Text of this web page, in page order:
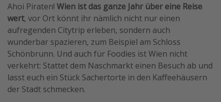
Reise Journal
Familienurlaub in der Türkei
Rundreisen in Thailand
Bahnreisen in der Schweiz
Reisepassfreie Reiseziele
Travel Know How
Ahoi Piraten! Wien ist das ganze Jahr über eine Reise
wert, vor Ort könnt ihr nämlich nicht nur einen
aufregenden Citytrip erleben, sondern auch
wunderbar spazieren, zum Beispiel am Schloss
Schönbrunn. Und auch für Foodies ist Wien nicht
verkehrt: Stattet dem Naschmarkt einen Besuch ab und
lasst euch ein Stück Sachertorte in den Kaffeehäusern
der Stadt schmecken.